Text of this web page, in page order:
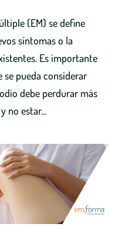
(EM) se define
síntomas o la
Es importante
se pueda considerar
debe perdurar más
no estar...